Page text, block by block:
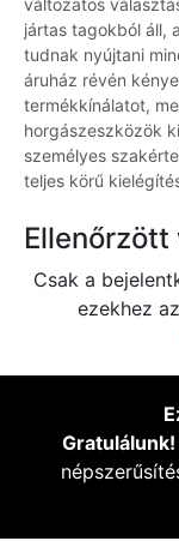
változatos
jártas tagokból áll,
tudnak nyújtani
áruház révén
termékkínálatot,
horgászeszközök
személyes
teljes körű
Csak a
ezekhez
Gratulálunk!